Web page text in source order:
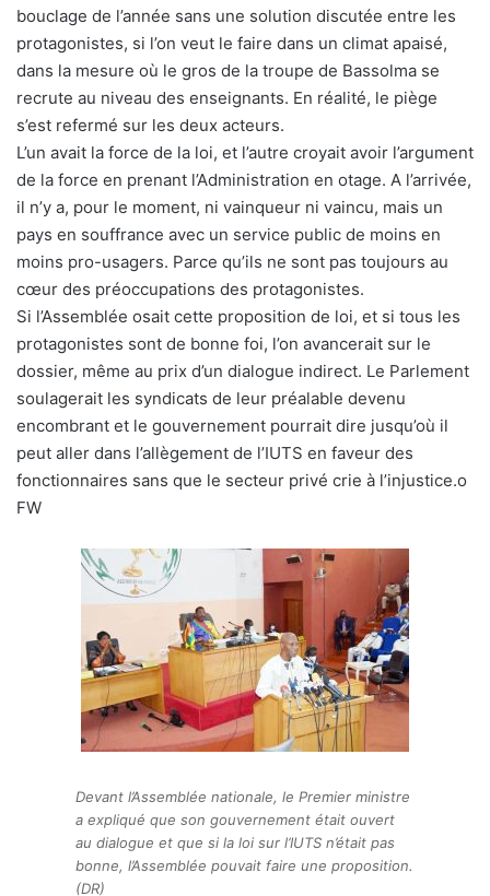
bouclage de l’année sans une solution discutée entre les
protagonistes, si l’on veut le faire dans un climat apaisé,
dans la mesure où le gros de la troupe de Bassolma se
recrute au niveau des enseignants. En réalité, le piège
s’est refermé sur les deux acteurs.
L’un avait la force de la loi, et l’autre croyait avoir l’argument
de la force en prenant l’Administration en otage. A l’arrivée,
il n’y a, pour le moment, ni vainqueur ni vaincu, mais un
pays en souffrance avec un service public de moins en
moins pro-usagers. Parce qu’ils ne sont pas toujours au
cœur des préoccupations des protagonistes.
Si l’Assemblée osait cette proposition de loi, et si tous les
protagonistes sont de bonne foi, l’on avancerait sur le
dossier, même au prix d’un dialogue indirect. Le Parlement
soulagerait les syndicats de leur préalable devenu
encombrant et le gouvernement pourrait dire jusqu’où il
peut aller dans l’allègement de l’IUTS en faveur des
fonctionnaires sans que le secteur privé crie à l’injustice.o
FW
Devant l’Assemblée nationale, le Premier ministre
a expliqué que son gouvernement était ouvert
au dialogue et que si la loi sur l’IUTS n’était pas
bonne, l’Assemblée pouvait faire une proposition.
(DR)